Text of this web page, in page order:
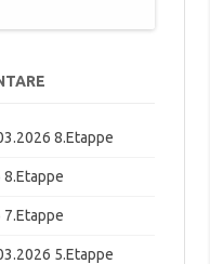
8.Etappe
8.Etappe
7.Etappe
5.Etappe